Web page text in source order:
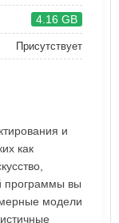
4.16 GB
Присутствует
и
как
программы вы
модели